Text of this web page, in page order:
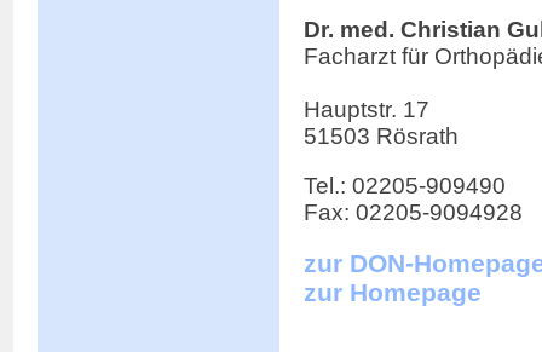
Dr. med. Christian
Facharzt für
Hauptstr. 17
51503 Rösrath
Tel.: 02205-909490
Fax: 02205-9094928
zur DON-
zur Homepage